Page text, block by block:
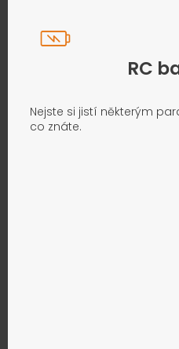
RC
Nejste si jistí některým
co znáte.